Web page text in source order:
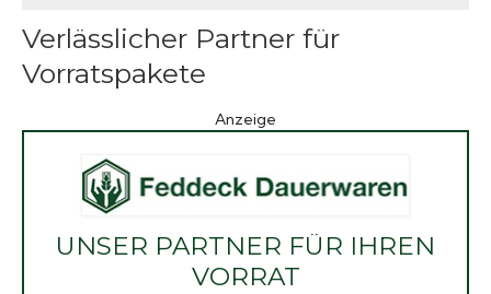
Verlässlicher Partner für
Vorratspakete
Anzeige
UNSER PARTNER FÜR IHREN
VORRAT